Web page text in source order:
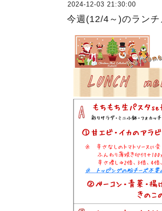
2024-12-03 21:30:00
今週(12/4～)のランチ